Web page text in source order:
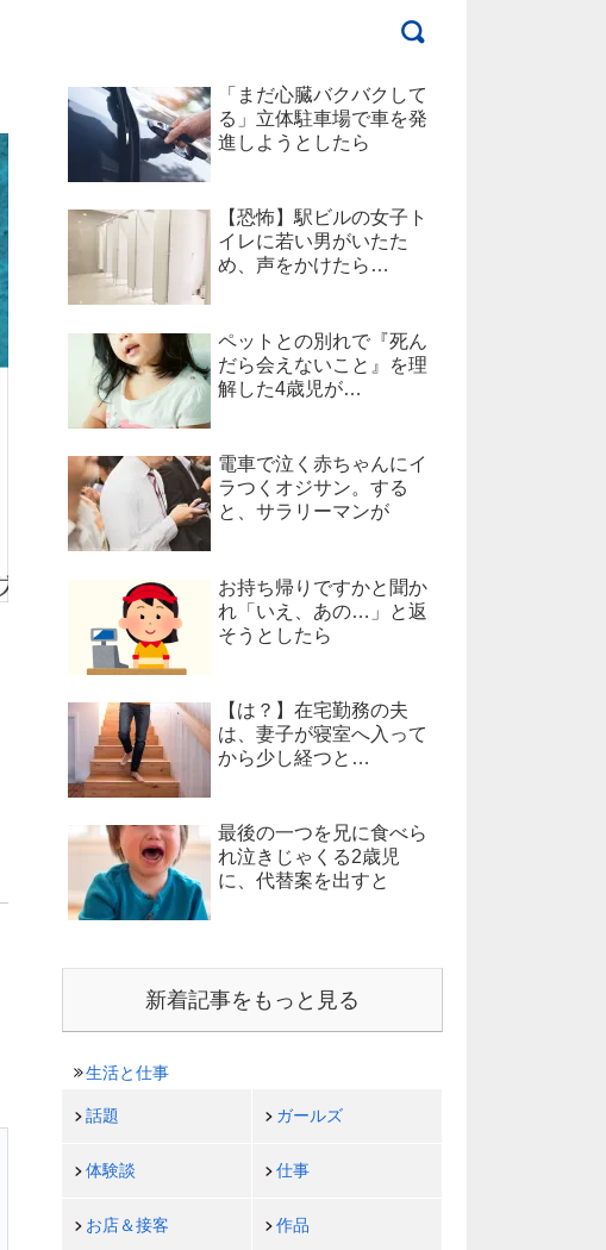
「まだ心臓バクバクして
る」立体駐車場で車を発
進しようとしたら
【恐怖】駅ビルの女子ト
イレに若い男がいたた
め、声をかけたら…
ペットとの別れで『死ん
だら会えないこと』を理
解した4歳児が…
電車で泣く赤ちゃんにイ
ラつくオジサン。する
と、サラリーマンが
お持ち帰りですかと聞か
れ「いえ、あの…」と返
そうとしたら
【は？】在宅勤務の夫
は、妻子が寝室へ入って
から少し経つと…
最後の一つを兄に食べら
れ泣きじゃくる2歳児
に、代替案を出すと
新着記事をもっと見る
生活と仕事
話題 ガールズ
体験談 仕事
お店＆接客 作品